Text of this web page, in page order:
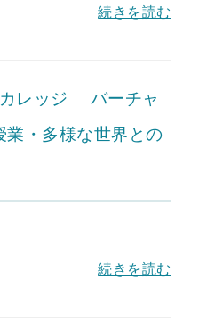
続きを読む
レッジ バーチャ
・多様な世界との
続きを読む